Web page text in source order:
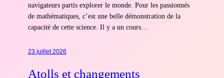
navigateurs partis explorer le monde. Pour les passionnés
de mathématiques, c’est une belle démonstration de la
capacité de cette science. Il y a un cours…
23 juillet 2026
Atolls et changements